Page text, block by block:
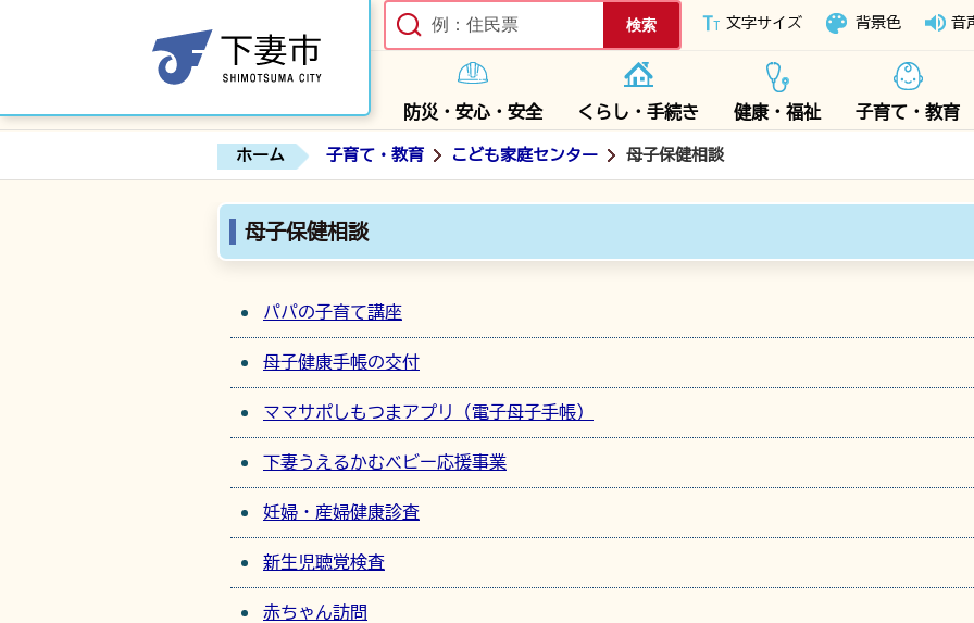
下妻市ホームページ
文字サイズ 背景色 音
防災・安心・安全 くらし・手続き 健康・福祉 子育て・教育
ホーム 子育て・教育 こども家庭センター 母子保健相談
母子保健相談
パパの子育て講座
母子健康手帳の交付
ママサポしもつまアプリ（電子母子手帳）
下妻うえるかむベビー応援事業
妊婦・産婦健康診査
新生児聴覚検査
赤ちゃん訪問